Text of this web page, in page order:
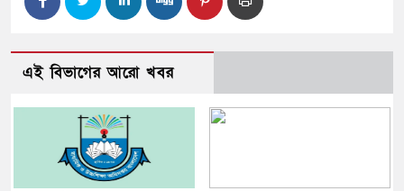
এই বিভাগের আরো খবর